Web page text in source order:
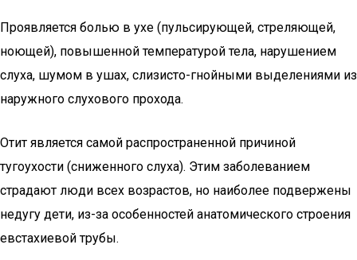
Проявляется болью в ухе (пульсирующей, стреляющей,
ноющей), повышенной температурой тела, нарушением
слуха, шумом в ушах, слизисто-гнойными выделениями из
наружного слухового прохода.
Отит является самой распространенной причиной
тугоухости (сниженного слуха). Этим заболеванием
страдают люди всех возрастов, но наиболее подвержены
недугу дети, из-за особенностей анатомического строения
евстахиевой трубы.